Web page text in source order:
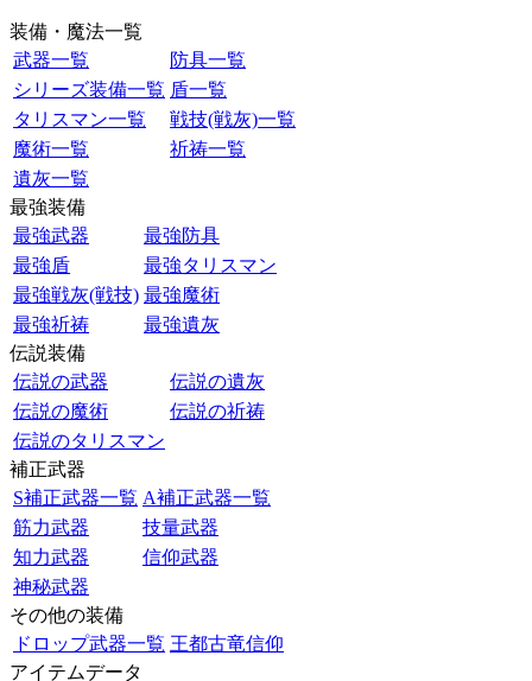
装備・魔法一覧
武器一覧
防具一覧
シリーズ装備一覧 盾一覧
タリスマン一覧
戦技(戦灰)一覧
魔術一覧
祈祷一覧
遺灰一覧
最強装備
最強武器
最強防具
最強盾
最強タリスマン
最強戦灰(戦技) 最強魔術
最強祈祷
最強遺灰
伝説装備
伝説の武器
伝説の遺灰
伝説の魔術
伝説の祈祷
伝説のタリスマン
補正武器
S補正武器一覧 A補正武器一覧
筋力武器
技量武器
知力武器
信仰武器
神秘武器
その他の装備
ドロップ武器一覧 王都古竜信仰
アイテムデータ